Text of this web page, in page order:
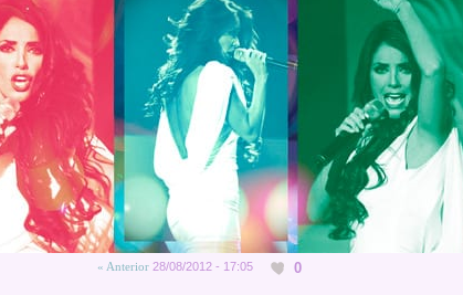
« Anterior28/08/2012 - 17:05 0